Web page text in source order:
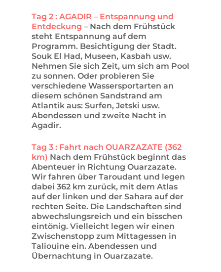
Tag 2 : AGADIR – Entspannung und
Entdeckung – Nach dem Frühstück
steht Entspannung auf dem
Programm. Besichtigung der Stadt.
Souk El Had, Museen, Kasbah usw.
Nehmen Sie sich Zeit, um sich am Pool
zu sonnen. Oder probieren Sie
verschiedene Wassersportarten an
diesem schönen Sandstrand am
Atlantik aus: Surfen, Jetski usw.
Abendessen und zweite Nacht in
Agadir.
Tag 3 : Fahrt nach OUARZAZATE (362
km) Nach dem Frühstück beginnt das
Abenteuer in Richtung Ouarzazate.
Wir fahren über Taroudant und legen
dabei 362 km zurück, mit dem Atlas
auf der linken und der Sahara auf der
rechten Seite. Die Landschaften sind
abwechslungsreich und ein bisschen
eintönig. Vielleicht legen wir einen
Zwischenstopp zum Mittagessen in
Taliouine ein. Abendessen und
Übernachtung in Ouarzazate.